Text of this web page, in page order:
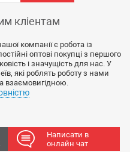
кліентам
компанії є робота із
оптові покупці з першого
і значущість для нас. У
які роблять роботу з нами
взаємовигідною.
Написати в
онлайн чат